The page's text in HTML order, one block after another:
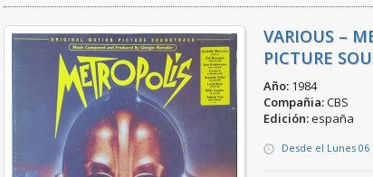
VARIOUS –
PICTURE
Año: 1984
Compañia:CBS
Edición:españa
Desde el Lunes